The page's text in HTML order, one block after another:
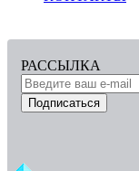
РАССЫЛКА
Подписаться